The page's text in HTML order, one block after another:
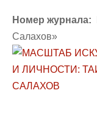
Номер журнала:
Салахов»